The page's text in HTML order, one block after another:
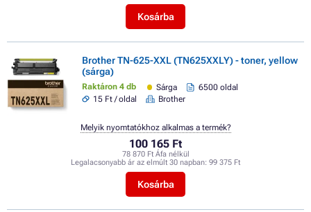
Kosárba
Brother TN-625-XXL (TN625XXLY) - toner, yellow
(sárga)
Raktáron 4 db Sárga
6500 oldal
15 Ft / oldal
Brother
100 165 Ft
78 870 Ft Áfa nélkül
Legalacsonyabb ár az elmúlt 30 napban: 99 375 Ft
Kosárba
Melyik nyomtatókhoz alkalmas a termék?